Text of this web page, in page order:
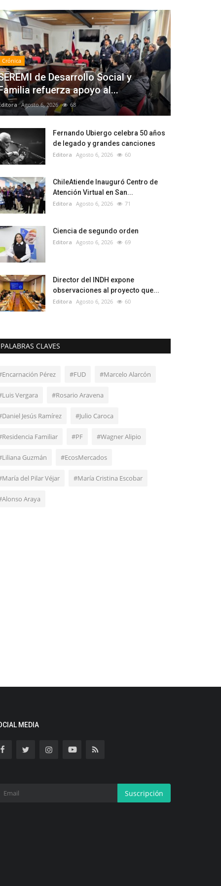
Crónica
de Desarrollo Social y
refuerza apoyo al...
Agosto 6, 2026 68
Fernando Ubiergo celebra 50 años
de legado y grandes canciones
Editora Agosto 6, 2026 60
ChileAtiende Inauguró Centro de
Atención Virtual en San...
Editora Agosto 6, 2026 71
Ciencia de segundo orden
Editora Agosto 6, 2026 69
Director del INDH expone
observaciones al proyecto que...
Editora Agosto 6, 2026 60
PALABRAS CLAVES
Pérez #FUD #Marcelo Alarcón
Vergara #Rosario Aravena
Jesús Ramírez #Julio Caroca
Familiar #PF #Wagner Alipio
Guzmán #EcosMercados
del Pilar Véjar #María Cristina Escobar
Araya
MEDIA
Suscripción